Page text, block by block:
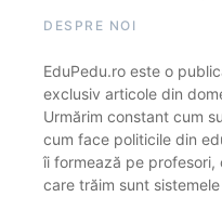
DESPRE NOI
EduPedu.ro este o
exclusiv articole din
Urmărim constant cum
cum face politicile din
îi formează pe
care trăim sunt